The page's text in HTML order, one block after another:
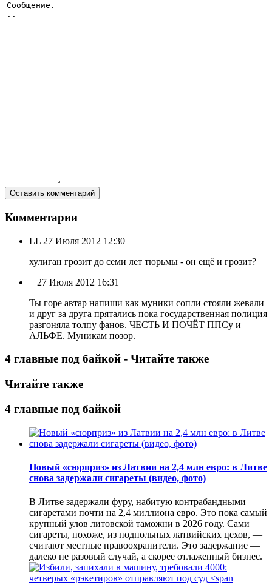
Комментарии
LL 27 Июля 2012 12:30
хулиган грозит до семи лет тюрьмы - он ещё и грозит?
+ 27 Июля 2012 16:31
Ты горе автар напиши как муники сопли стояли жевали
и друг за друга прятались пока государственная полиция
разгоняла толпу фанов. ЧЕСТЬ И ПОЧЁТ ППСу и
АЛЬФЕ. Муникам позор.
4 главные под байкой - Читайте также
Читайте также
4 главные под байкой
Новый «сюрприз» из Латвии на 2,4 млн евро: в Литве
снова задержали сигареты (видео, фото)
В Литве задержали фуру, набитую контрабандными
сигаретами почти на 2,4 миллиона евро. Это пока самый
крупный улов литовской таможни в 2026 году. Сами
сигареты, похоже, из подпольных латвийских цехов, —
считают местные правоохранители. Это задержание —
далеко не разовый случай, а скорее отлаженный бизнес.